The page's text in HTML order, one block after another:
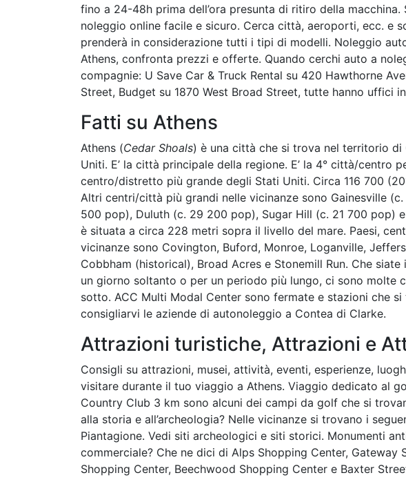
fino a 24-48h prima dell’ora presunta di ritiro della
noleggio online facile e sicuro. Cerca città, aeroporti, ecc. e
prenderà in considerazione tutti i tipi di modelli. Noleggio
Athens, confronta prezzi e offerte. Quando cerchi auto a
compagnie: U Save Car & Truck Rental su 420 Hawthorne
Street, Budget su 1870 West Broad Street, tutte hanno uffici
Fatti su Athens
Athens (Cedar Shoals) è una città che si trova nel territorio di
Uniti. E’ la città principale della regione. E’ la 4° città/centro
centro/distretto più grande degli Stati Uniti. Circa 116 700
Altri centri/città più grandi nelle vicinanze sono Gainesville
500 pop), Duluth (c. 29 200 pop), Sugar Hill (c. 21 700 pop)
è situata a circa 228 metri sopra il livello del mare. Paesi,
vicinanze sono Covington, Buford, Monroe, Loganville,
Cobbham (historical), Broad Acres e Stonemill Run. Che
un giorno soltanto o per un periodo più lungo, ci sono molte
sotto. ACC Multi Modal Center sono fermate e stazioni che
consigliarvi le aziende di autonoleggio a Contea di Clarke.
Attrazioni turistiche, Attrazioni e
Consigli su attrazioni, musei, attività, eventi, esperienze,
visitare durante il tuo viaggio a Athens. Viaggio dedicato al
Country Club 3 km sono alcuni dei campi da golf che si
alla storia e all’archeologia? Nelle vicinanze si trovano i
Piantagione. Vedi siti archeologici e siti storici. Monumenti
commerciale? Che ne dici di Alps Shopping Center, Gateway
Shopping Center, Beechwood Shopping Center e Baxter